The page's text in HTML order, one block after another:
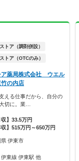
トア（調剤併設）
トア（OTCのみ）
ア薬局株式会社 ウエル
の内店
える仕事だから、自分の
切に。業…
収】33.5万円
収】515万円～650万円
県 伊東市
伊東線 伊東駅 他